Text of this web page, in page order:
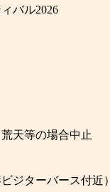
バル2026
天等の場合中止
ジターバース付近）